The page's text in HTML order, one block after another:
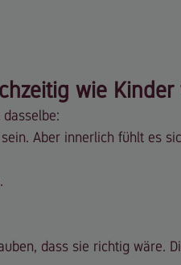
wie Kinder
Aber innerlich fühlt es
dass sie richtig wäre.